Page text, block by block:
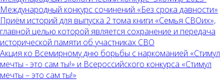
Международный конкурс сочинений «Без срока давности»
Приём историй для выпуска 2 тома книги «Семья СВОих»,
главной целью которой является сохранение и передача
исторической памяти об участниках СВО
Акция ко Всемирному дню борьбы с наркоманией «Стимул
мечты - это сам ты!» и Всероссийского конкурса «Стимул
мечты – это сам ты!»